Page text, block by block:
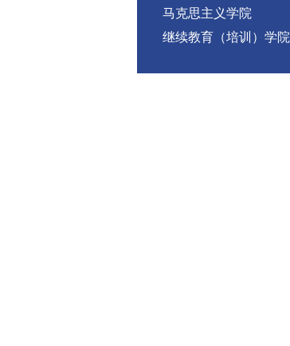
马克思主义学院
继续教育（培训）学院